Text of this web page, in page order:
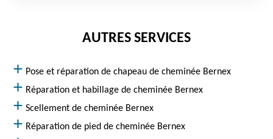
AUTRES SERVICES
Pose et réparation de chapeau de cheminée Bernex
Réparation et habillage de cheminée Bernex
Scellement de cheminée Bernex
Réparation de pied de cheminée Bernex